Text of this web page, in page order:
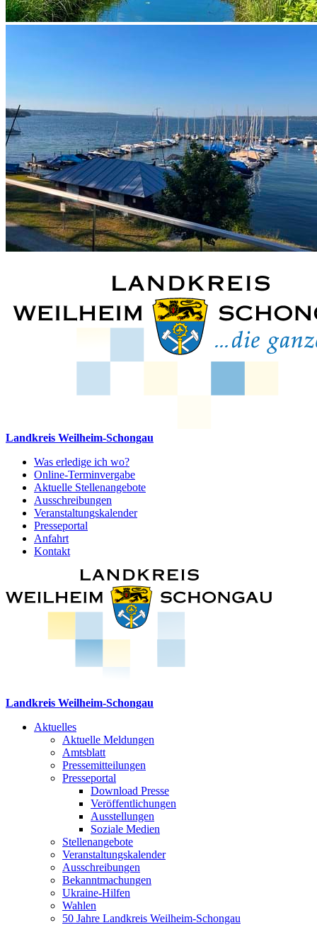
Landkreis Weilheim-Schongau
Was erledige ich wo?
Online-Terminvergabe
Aktuelle Stellenangebote
Ausschreibungen
Veranstaltungskalender
Presseportal
Anfahrt
Kontakt
Landkreis Weilheim-Schongau
Aktuelles
Aktuelle Meldungen
Amtsblatt
Pressemitteilungen
Presseportal
Download Presse
Veröffentlichungen
Ausstellungen
Soziale Medien
Stellenangebote
Veranstaltungskalender
Ausschreibungen
Bekanntmachungen
Ukraine-Hilfen
Wahlen
50 Jahre Landkreis Weilheim-Schongau